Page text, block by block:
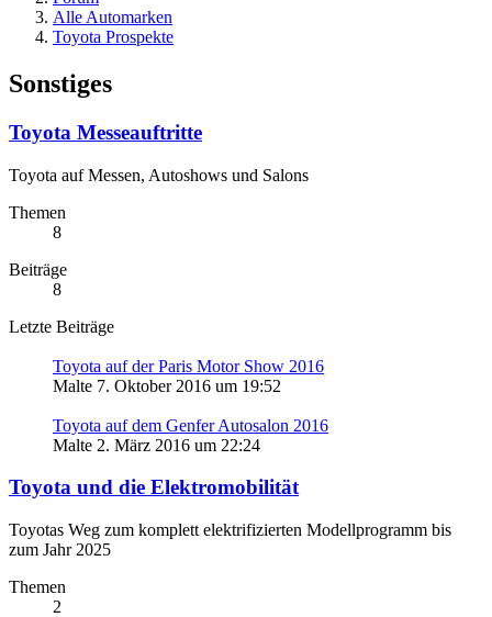
Alle Automarken
Toyota Prospekte
Sonstiges
Toyota Messeauftritte
Toyota auf Messen, Autoshows und Salons
Themen
8
Beiträge
8
Letzte Beiträge
Toyota auf der Paris Motor Show 2016
Malte 7. Oktober 2016 um 19:52
Toyota auf dem Genfer Autosalon 2016
Malte 2. März 2016 um 22:24
Toyota und die Elektromobilität
Toyotas Weg zum komplett elektrifizierten Modellprogramm bis
zum Jahr 2025
Themen
2